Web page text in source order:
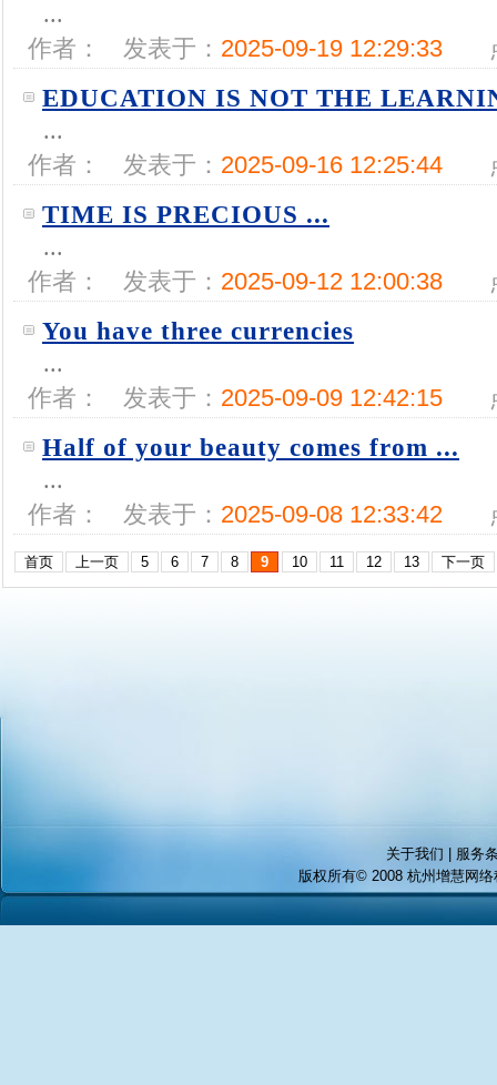
...
作者： 发表于： 2025-09-19 12:29:33
EDUCATION IS NOT THE
...
作者： 发表于： 2025-09-16 12:25:44
TIME IS PRECIOUS ...
...
作者： 发表于： 2025-09-12 12:00:38
You have three currencies
...
作者： 发表于： 2025-09-09 12:42:15
Half of your beauty comes from ...
...
作者： 发表于： 2025-09-08 12:33:42
首页 上一页 5 6 7 8 9 10 11 12 13 下一页
关于我们 | 服务
版权所有© 2008 杭州增慧网